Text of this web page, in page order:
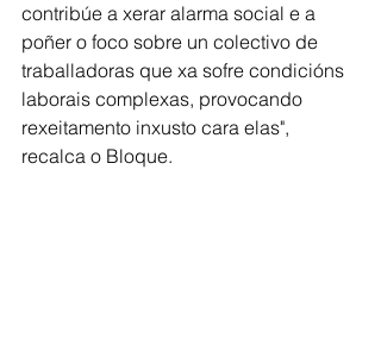
contribúe a xerar alarma social e a
poñer o foco sobre un colectivo de
traballadoras que xa sofre condicións
laborais complexas, provocando
rexeitamento inxusto cara elas",
recalca o Bloque.